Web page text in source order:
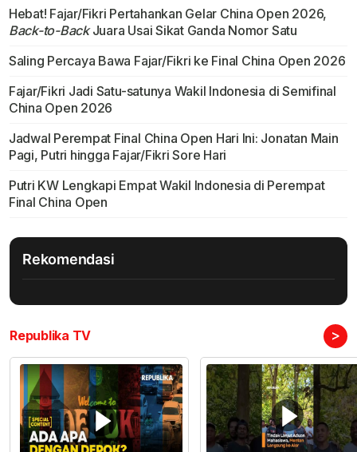
Hebat! Fajar/Fikri Pertahankan Gelar China Open 2026,
Back-to-BackJuara Usai Sikat Ganda Nomor Satu
Saling Percaya Bawa Fajar/Fikri ke Final China Open 2026
Fajar/Fikri Jadi Satu-satunya Wakil Indonesia di Semifinal
China Open 2026
Jadwal Perempat Final China Open Hari Ini: Jonatan Main
Pagi, Putri hingga Fajar/Fikri Sore Hari
Putri KW Lengkapi Empat Wakil Indonesia di Perempat
Final China Open
Rekomendasi
Republika TV >